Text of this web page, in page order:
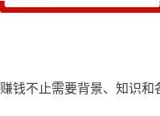
赚钱不止需要背景、知识